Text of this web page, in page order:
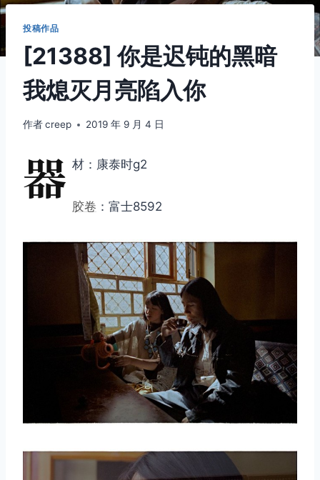
投稿作品
[21388] 你是迟钝的黑暗
我熄灭月亮陷入你
作者creep 2019 年 9 月 4 日
器 材：康泰时g2
胶卷 ：富士8592